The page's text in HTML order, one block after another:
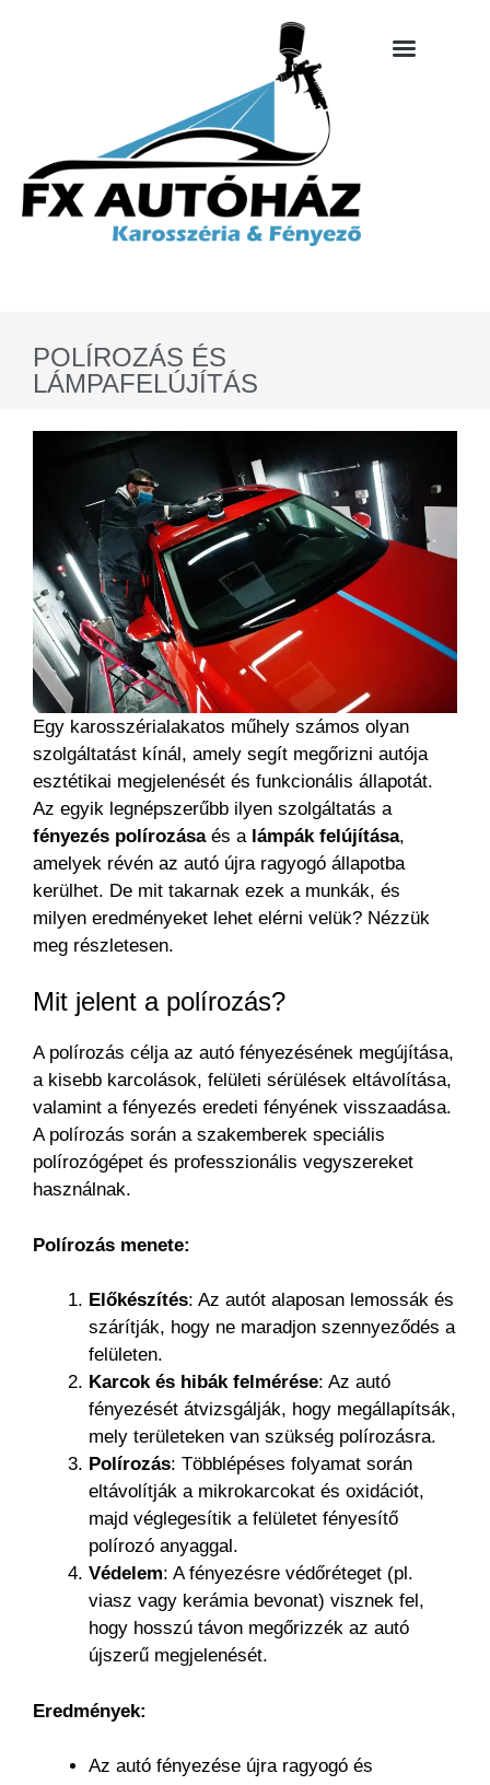
POLÍROZÁS ÉS
LÁMPAFELÚJÍTÁS
Egy karosszérialakatos műhely számos olyan
szolgáltatást kínál, amely segít megőrizni autója
esztétikai megjelenését és funkcionális állapotát.
Az egyik legnépszerűbb ilyen szolgáltatás a
fényezés polírozásaés a lámpák felújítása,
amelyek révén az autó újra ragyogó állapotba
kerülhet. De mit takarnak ezek a munkák, és
milyen eredményeket lehet elérni velük? Nézzük
meg részletesen.
Mit jelent a polírozás?
A polírozás célja az autó fényezésének megújítása,
a kisebb karcolások, felületi sérülések eltávolítása,
valamint a fényezés eredeti fényének visszaadása.
A polírozás során a szakemberek speciális
polírozógépet és professzionális vegyszereket
használnak.
Polírozás menete:
Előkészítés: Az autót alaposan lemossák és
szárítják, hogy ne maradjon szennyeződés a
felületen.
Karcok és hibák felmérése: Az autó
fényezését átvizsgálják, hogy megállapítsák,
mely területeken van szükség polírozásra.
Polírozás: Többlépéses folyamat során
eltávolítják a mikrokarcokat és oxidációt,
majd véglegesítik a felületet fényesítő
polírozó anyaggal.
Védelem: A fényezésre védőréteget (pl.
viasz vagy kerámia bevonat) visznek fel,
hogy hosszú távon megőrizzék az autó
újszerű megjelenését.
Eredmények:
Az autó fényezése újra ragyogó és